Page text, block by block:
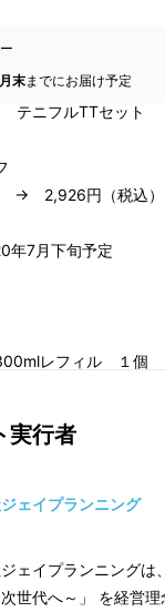
フルTTの
末までにお届け予定
テニフルTTセット
→ 2,926円（税込）
年7月下旬予定
レフィル １個
実行者
ェイプランニング
ェイプランニングは
世代へ～」 を経営